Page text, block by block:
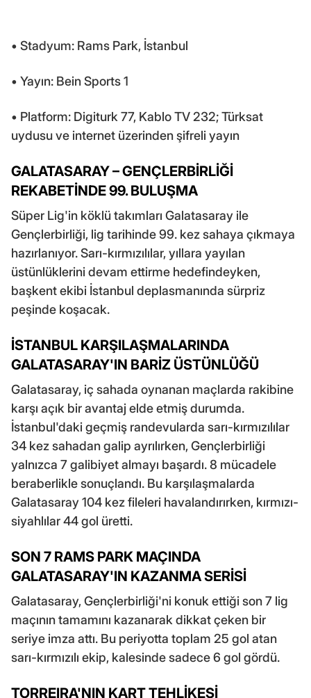
• Stadyum: Rams Park, İstanbul
• Yayın: Bein Sports 1
• Platform: Digiturk 77, Kablo TV 232; Türksat
uydusu ve internet üzerinden şifreli yayın
GALATASARAY – GENÇLERBİRLİĞİ
REKABETİNDE 99. BULUŞMA
Süper Lig'in köklü takımları Galatasaray ile
Gençlerbirliği, lig tarihinde 99. kez sahaya çıkmaya
hazırlanıyor. Sarı-kırmızılılar, yıllara yayılan
üstünlüklerini devam ettirme hedefindeyken,
başkent ekibi İstanbul deplasmanında sürpriz
peşinde koşacak.
İSTANBUL KARŞILAŞMALARINDA
GALATASARAY'IN BARİZ ÜSTÜNLÜĞÜ
Galatasaray, iç sahada oynanan maçlarda rakibine
karşı açık bir avantaj elde etmiş durumda.
İstanbul'daki geçmiş randevularda sarı-kırmızılılar
34 kez sahadan galip ayrılırken, Gençlerbirliği
yalnızca 7 galibiyet almayı başardı. 8 mücadele
beraberlikle sonuçlandı. Bu karşılaşmalarda
Galatasaray 104 kez fileleri havalandırırken, kırmızı-
siyahlılar 44 gol üretti.
SON 7 RAMS PARK MAÇINDA
GALATASARAY'IN KAZANMA SERİSİ
Galatasaray, Gençlerbirliği'ni konuk ettiği son 7 lig
maçının tamamını kazanarak dikkat çeken bir
seriye imza attı. Bu periyotta toplam 25 gol atan
sarı-kırmızılı ekip, kalesinde sadece 6 gol gördü.
TORREIRA'NIN KART TEHLİKESİ